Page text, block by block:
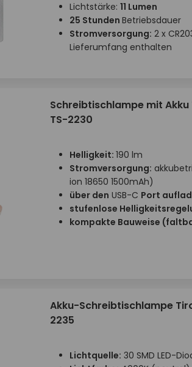
Lichtstärke: 11 Lumen
25 Stunden Betriebsdauer
Stromversorgung: 2 x
Lieferumfang enthalten
Schreibtischlampe mit Akku
TS-2230
Helligkeit: 190 lm
Stromversorgung:
ion 18650 1500mAh)
über den USB-C Port
stufenlose
kompakte Bauweise
Akku-Schreibtischlampe
2235
Lichtquelle: 30 SMD LED-